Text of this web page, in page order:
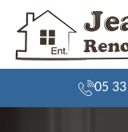
05